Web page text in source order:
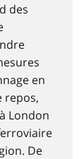
des
en
repos,
London
De